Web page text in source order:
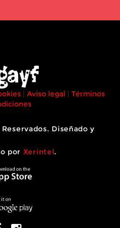
| Aviso legal | Términos
Diseñado y
por Xerintel.